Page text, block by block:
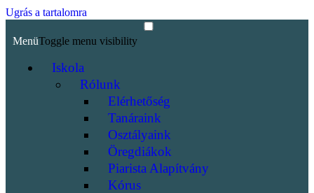
Ugrás a tartalomra
MenüToggle menu visibility
Iskola
Rólunk
Elérhetőség
Tanáraink
Osztályaink
Öregdiákok
Piarista Alapítvány
Kórus